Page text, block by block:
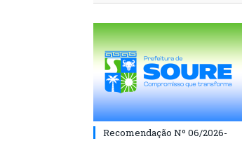
Recomendação Nº 06/2026-